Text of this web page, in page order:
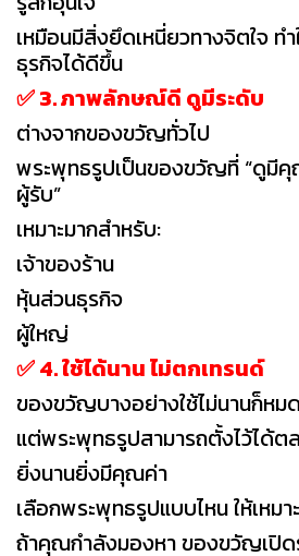
เหมือนมีสิ่งยึดเหนี่ยวทางจิตใจ ท
ธุรกิจได้ดีขึ้น
✅ 3. ภาพลักษณ์ดี ดูมีระดับ
ต่างจากของขวัญทั่วไป
พระพุทธรูปเป็นของขวัญที่ “ดูมีคุ
ผู้รับ”
เหมาะมากสำหรับ:
เจ้าของร้าน
หุ้นส่วนธุรกิจ
ผู้ใหญ่
✅ 4. ใช้ได้นาน ไม่ตกเทรนด์
ของขวัญบางอย่างใช้ไม่นานก็หม
แต่พระพุทธรูปสามารถตั้งไว้ได้ต
ยิ่งนานยิ่งมีคุณค่า
เลือกพระพุทธรูปแบบไหน ให้เหมา
ถ้าคุณกำลังมองหา ของขวัญเปิด